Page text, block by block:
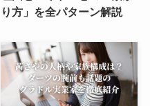
り方」を全パターン解説